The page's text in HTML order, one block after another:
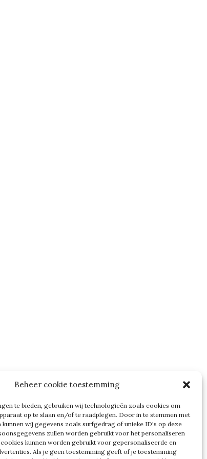
Beheer cookie toestemming
te bieden, gebruiken wij technologieën zoals cookies om
op te slaan en/of te raadplegen. Door in te stemmen met
wij gegevens zoals surfgedrag of unieke ID's op deze
zullen worden gebruikt voor het personaliseren
kunnen worden gebruikt voor gepersonaliseerde en
Als je geen toestemming geeft of je toestemming